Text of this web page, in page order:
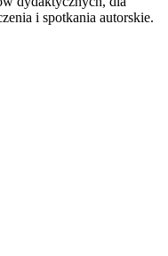
i spotkania autorskie.